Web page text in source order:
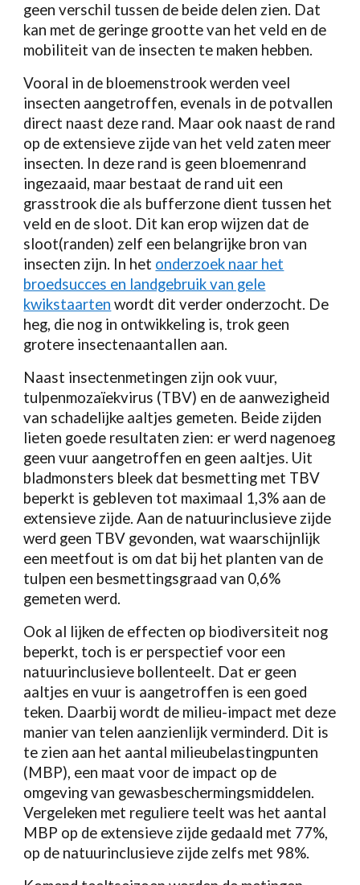
geen verschil tussen de beide delen zien. Dat
kan met de geringe grootte van het veld en de
mobiliteit van de insecten te maken hebben.
Vooral in de bloemenstrook werden veel
insecten aangetroffen, evenals in de potvallen
direct naast deze rand. Maar ook naast de rand
op de extensieve zijde van het veld zaten meer
insecten. In deze rand is geen bloemenrand
ingezaaid, maar bestaat de rand uit een
grasstrook die als bufferzone dient tussen het
veld en de sloot. Dit kan erop wijzen dat de
sloot(randen) zelf een belangrijke bron van
insecten zijn. In het onderzoek naar het
broedsucces en landgebruik van gele
kwikstaarten wordt dit verder onderzocht. De
heg, die nog in ontwikkeling is, trok geen
grotere insectenaantallen aan.
Naast insectenmetingen zijn ook vuur,
tulpenmozaïekvirus (TBV) en de aanwezigheid
van schadelijke aaltjes gemeten. Beide zijden
lieten goede resultaten zien: er werd nagenoeg
geen vuur aangetroffen en geen aaltjes. Uit
bladmonsters bleek dat besmetting met TBV
beperkt is gebleven tot maximaal 1,3% aan de
extensieve zijde. Aan de natuurinclusieve zijde
werd geen TBV gevonden, wat waarschijnlijk
een meetfout is om dat bij het planten van de
tulpen een besmettingsgraad van 0,6%
gemeten werd.
Ook al lijken de effecten op biodiversiteit nog
beperkt, toch is er perspectief voor een
natuurinclusieve bollenteelt. Dat er geen
aaltjes en vuur is aangetroffen is een goed
teken. Daarbij wordt de milieu-impact met deze
manier van telen aanzienlijk verminderd. Dit is
te zien aan het aantal milieubelastingpunten
(MBP), een maat voor de impact op de
omgeving van gewasbeschermingsmiddelen.
Vergeleken met reguliere teelt was het aantal
MBP op de extensieve zijde gedaald met 77%,
op de natuurinclusieve zijde zelfs met 98%.